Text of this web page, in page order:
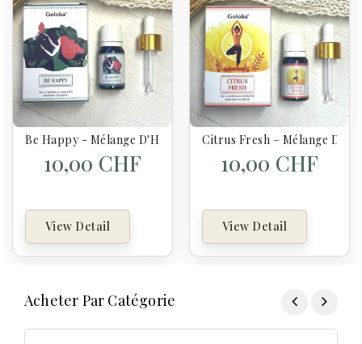
Be Happy - Mélange D'Huiles Essentielles Naturelles Goloka
10,00 CHF
View Detail
Citrus Fresh – Mélange
10,00 CHF
View Detail
Acheter Par Catégorie